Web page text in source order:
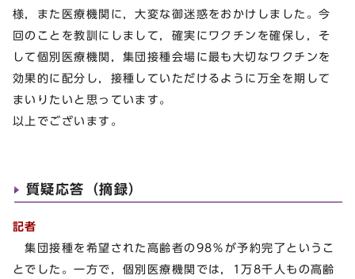
様，また医療機関に，大変な御迷惑をおかけしました。今
回のことを教訓にしまして，確実にワクチンを確保し，そ
して個別医療機関，集団接種会場に最も大切なワクチンを
効果的に配分し，接種していただけるように万全を期して
まいりたいと思っています。
以上でございます。
質疑応答（摘録）
記者
集団接種を希望された高齢者の98％が予約完了というこ
とでした。一方で，個別医療機関では，1万8千人もの高齢